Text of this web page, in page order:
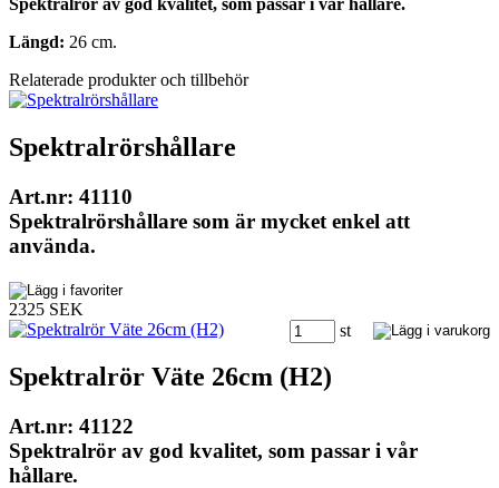
Spektralrör av god kvalitet, som passar i vår hållare.
Längd: 26 cm.
Relaterade produkter och tillbehör
Spektralrörshållare
Art.nr: 41110
Spektralrörshållare som är mycket enkel att
använda.
2325 SEK
st
Spektralrör Väte 26cm (H2)
Art.nr: 41122
Spektralrör av god kvalitet, som passar i vår
hållare.